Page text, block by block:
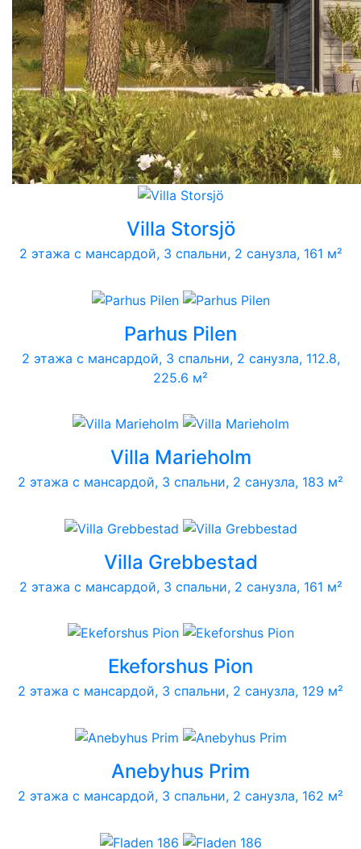
Villa Storsjö
2 этажа с мансардой, 3 спальни, 2 санузла, 161 м²
Parhus Pilen
2 этажа с мансардой, 3 спальни, 2 санузла, 112.8,
225.6 м²
Villa Marieholm
2 этажа с мансардой, 3 спальни, 2 санузла, 183 м²
Villa Grebbestad
2 этажа с мансардой, 3 спальни, 2 санузла, 161 м²
Ekeforshus Pion
2 этажа с мансардой, 3 спальни, 2 санузла, 129 м²
Anebyhus Prim
2 этажа с мансардой, 3 спальни, 2 санузла, 162 м²